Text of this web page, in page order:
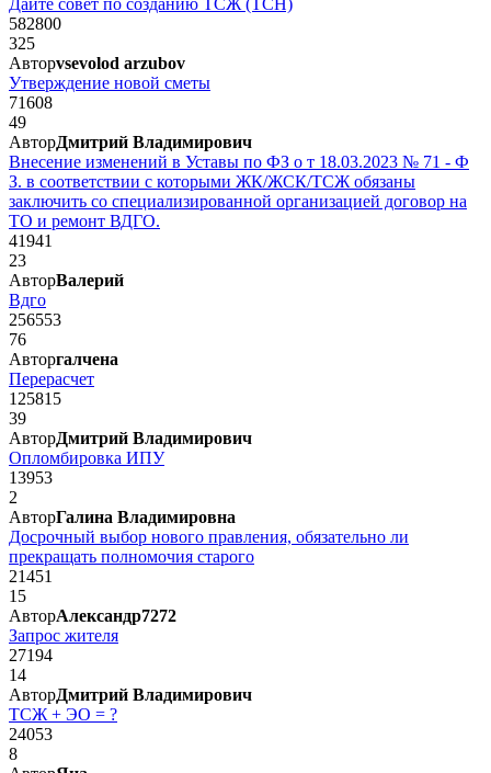
582800
325
Авторvsevolod arzubov
Утверждение новой сметы
71608
49
АвторДмитрий Владимирович
Внесение изменений в Уставы по ФЗ о т 18.03.2023 № 71 - Ф
З. в соответствии с которыми ЖК/ЖСК/ТСЖ обязаны
заключить со специализированной организацией договор на
ТО и ремонт ВДГО.
41941
23
АвторВалерий
Вдго
256553
76
Авторгалчена
Перерасчет
125815
39
АвторДмитрий Владимирович
Опломбировка ИПУ
13953
2
АвторГалина Владимировна
Досрочный выбор нового правления, обязательно ли
прекращать полномочия старого
21451
15
АвторАлександр7272
Запрос жителя
27194
14
АвторДмитрий Владимирович
ТСЖ + ЭО = ?
24053
8